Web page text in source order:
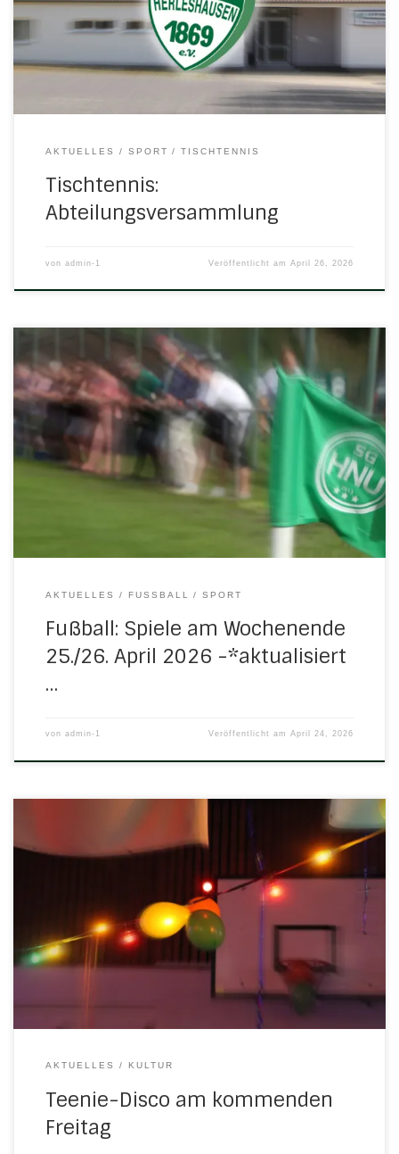
Abteilungsordnung alle Mitglieder des Vorstandes und
des Ältestenrates recht herzlich ein und bitte um
pünktliches Erscheinen. TAGESORDNUNG TOP
01Rechenschaftsbericht des Abteilungsleiters […]
AKTUELLES SPORT TISCHTENNIS
Tischtennis:
Abteilungsversammlung
von admin-1 Veröffentlicht amApril 26, 2026
Folgende Fußballspiele sind fürs kommende Wochenende
geplant: Samstag, 25. April 2026 14.45 Uhr in WaldkappelC-
Jugend: JSG Meißnerland/Waldkappel – H/N/U/N 0:1
(0:0)Das goldene Tor schoss Noah Homeier 16.00 Uhr in
GroßalmerodeA-Jugend: FC Großalmerode – H/N/U/N 8:0
(3:0) Sonntag, 26. April 2026 11.30 Uhr in Herleshausen E-
Jugend: H/N/U – SV 07 Eschwege […]
AKTUELLES FUSSBALL SPORT
Fußball: Spiele am Wochenende
25./26. April 2026 -*aktualisiert
…
von admin-1 Veröffentlicht amApril 24, 2026
Hey Leute! Die TSV-Jugend lässt es krachen. Am Freitag,
24. April ´26 steigt unsere Teenie-Disco im Ratskeller. Von
18 bis 22 Uhr gibt´s fette Beats und coole (alkoholfreie)
Cocktails für alle zwischen 13 und 17 Jahren. Sagt es weiter
und teilt den Flyer oder diese Meldung. Wir freuen uns auf
[…]
AKTUELLES KULTUR
Teenie-Disco am kommenden
Freitag